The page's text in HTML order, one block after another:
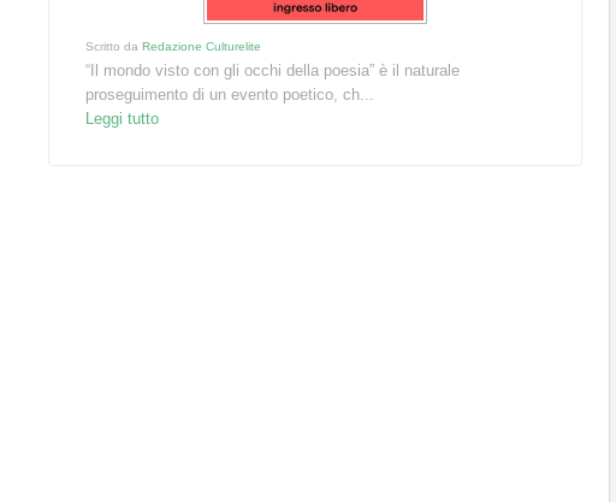
Scritto daRedazione Culturelite
“Il mondo visto con gli occhi della poesia” è il naturale
proseguimento di un evento poetico, ch...
Leggi tutto